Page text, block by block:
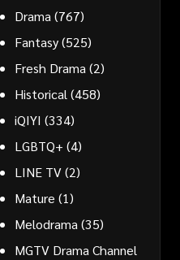
Drama(767)
Fantasy(525)
Fresh Drama(2)
Historical(458)
iQIYI (334)
LGBTQ+ (4)
LINE TV(2)
Mature (1)
Melodrama(35)
MGTV Drama Channel